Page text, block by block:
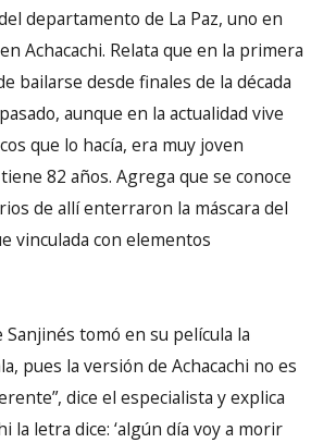
departamento de La Paz, uno en
Achacachi. Relata que en la primera
bailarse desde finales de la década
aunque en la actualidad vive
que lo hacía, era muy joven
82 años. Agrega que se conoce
de allí enterraron la máscara del
vinculada con elementos
tomó en su película la
pues la versión de Achacachi no es
dice el especialista y explica
la letra dice: ‘algún día voy a morir